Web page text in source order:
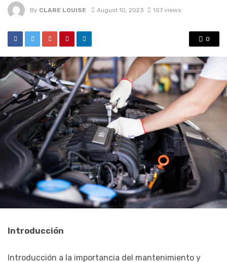
By CLARE LOUISE August 10, 2023 157 views
0
Introducción
Introducción a la importancia del mantenimiento y